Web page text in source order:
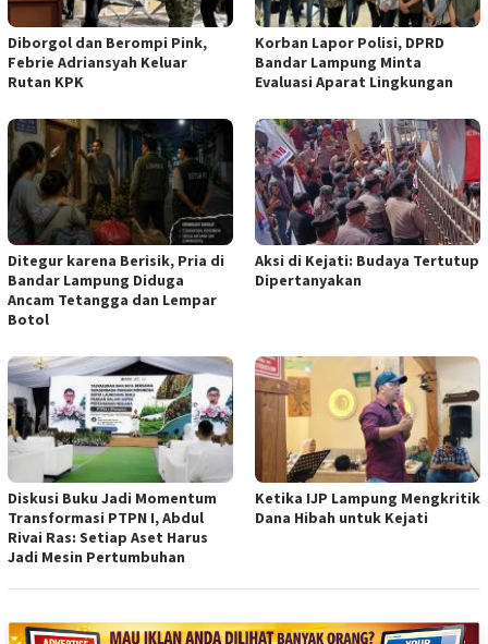
Diborgol dan Berompi Pink,
Febrie Adriansyah Keluar
Rutan KPK
Korban Lapor Polisi, DPRD
Bandar Lampung Minta
Evaluasi Aparat Lingkungan
Ditegur karena Berisik, Pria di
Bandar Lampung Diduga
Ancam Tetangga dan Lempar
Botol
Aksi di Kejati: Budaya Tertutup
Dipertanyakan
Diskusi Buku Jadi Momentum
Transformasi PTPN I, Abdul
Rivai Ras: Setiap Aset Harus
Jadi Mesin Pertumbuhan
Ketika IJP Lampung Mengkritik
Dana Hibah untuk Kejati